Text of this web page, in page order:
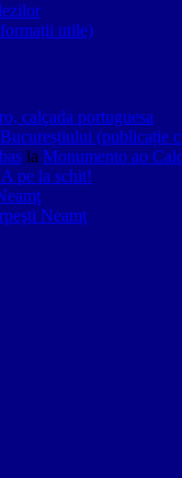
utile)
calçada portuguesa
(publicație
la Monumento ao
pe la schit!
Neamţ